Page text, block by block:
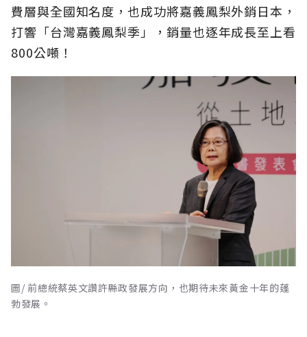
費層與全國知名度，也成功將嘉義鳳梨外銷日本，
打響「台灣嘉義鳳梨季」，銷量也逐年成長至上看
800公噸！
圖/ 前總統蔡英文讚許縣政發展方向，也期待未來黃金十年的蓬
勃發展。